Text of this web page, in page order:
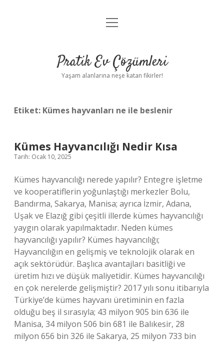
Anasayfa
Yasal Uyarı
menüyü
Pratik Ev Çözümleri
Yaşam alanlarına neşe katan fikirler!
Etiket: Kümes hayvanları ne ile beslenir
Kümes Hayvancılığı Nedir Kısa
Tarih: Ocak 10, 2025
Kümes hayvancılığı nerede yapılır? Entegre işletme
ve kooperatiflerin yoğunlaştığı merkezler Bolu,
Bandırma, Sakarya, Manisa; ayrıca İzmir, Adana,
Uşak ve Elazığ gibi çeşitli illerde kümes hayvancılığı
yaygın olarak yapılmaktadır. Neden kümes
hayvancılığı yapılır? Kümes hayvancılığı;
Hayvancılığın en gelişmiş ve teknolojik olarak en
açık sektörüdür. Başlıca avantajları basitliği ve
üretim hızı ve düşük maliyetidir. Kümes hayvancılığı
en çok nerelerde gelişmiştir? 2017 yılı sonu itibarıyla
Türkiye’de kümes hayvanı üretiminin en fazla
olduğu beş il sırasıyla; 43 milyon 905 bin 636 ile
Manisa, 34 milyon 506 bin 681 ile Balıkesir, 28
milyon 656 bin 326 ile Sakarya, 25 milyon 733 bin